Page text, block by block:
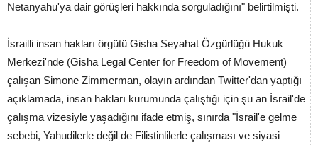
Netanyahu'ya dair görüşleri hakkında sorguladığını" belirtilmişti.
İsrailli insan hakları örgütü Gisha Seyahat Özgürlüğü Hukuk
Merkezi'nde (Gisha Legal Center for Freedom of Movement)
çalışan Simone Zimmerman, olayın ardından Twitter'dan yaptığı
açıklamada, insan hakları kurumunda çalıştığı için şu an İsrail'de
çalışma vizesiyle yaşadığını ifade etmiş, sınırda "İsrail'e gelme
sebebi, Yahudilerle değil de Filistinlilerle çalışması ve siyasi